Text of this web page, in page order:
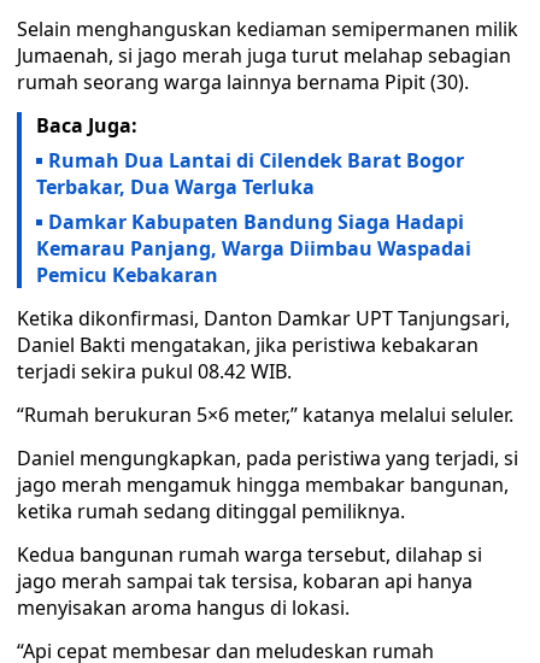
Selain menghanguskan kediaman semipermanen milik
Jumaenah, si jago merah juga turut melahap sebagian
rumah seorang warga lainnya bernama Pipit (30).
Baca Juga:
Rumah Dua Lantai di Cilendek Barat Bogor
Terbakar, Dua Warga Terluka
Damkar Kabupaten Bandung Siaga Hadapi
Kemarau Panjang, Warga Diimbau Waspadai
Pemicu Kebakaran
Ketika dikonfirmasi, Danton Damkar UPT Tanjungsari,
Daniel Bakti mengatakan, jika peristiwa kebakaran
terjadi sekira pukul 08.42 WIB.
“Rumah berukuran 5×6 meter,” katanya melalui seluler.
Daniel mengungkapkan, pada peristiwa yang terjadi, si
jago merah mengamuk hingga membakar bangunan,
ketika rumah sedang ditinggal pemiliknya.
Kedua bangunan rumah warga tersebut, dilahap si
jago merah sampai tak tersisa, kobaran api hanya
menyisakan aroma hangus di lokasi.
“Api cepat membesar dan meludeskan rumah